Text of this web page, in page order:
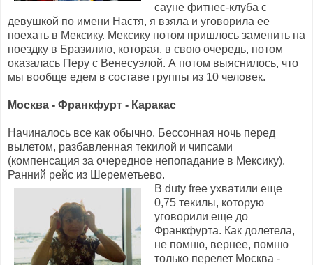
сауне фитнес-клуба с
девушкой по имени Настя, я взяла и уговорила ее
поехать в Мексику. Мексику потом пришлось заменить на
поездку в Бразилию, которая, в свою очередь, потом
оказалась Перу с Венесуэлой. А потом выяснилось, что
мы вообще едем в составе группы из 10 человек.
Москва - Франкфурт - Каракас
Начиналось все как обычно. Бессонная ночь перед
вылетом, разбавленная текилой и чипсами
(компенсация за очередное непопадание в Мексику).
Ранний рейс из Шереметьево.
В duty free ухватили еще
0,75 текилы, которую
уговорили еще до
Франкфурта. Как долетела,
не помню, вернее, помню
только перелет Москва -